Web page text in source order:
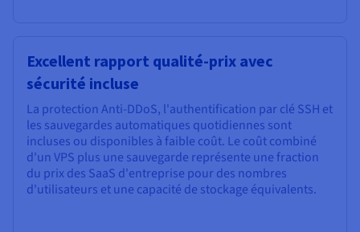
Excellent rapport qualité-prix avec
sécurité incluse
La protection Anti-DDoS, l'authentification par clé SSH et
les sauvegardes automatiques quotidiennes sont
incluses ou disponibles à faible coût. Le coût combiné
d'un VPS plus une sauvegarde représente une fraction
du prix des SaaS d'entreprise pour des nombres
d'utilisateurs et une capacité de stockage équivalents.